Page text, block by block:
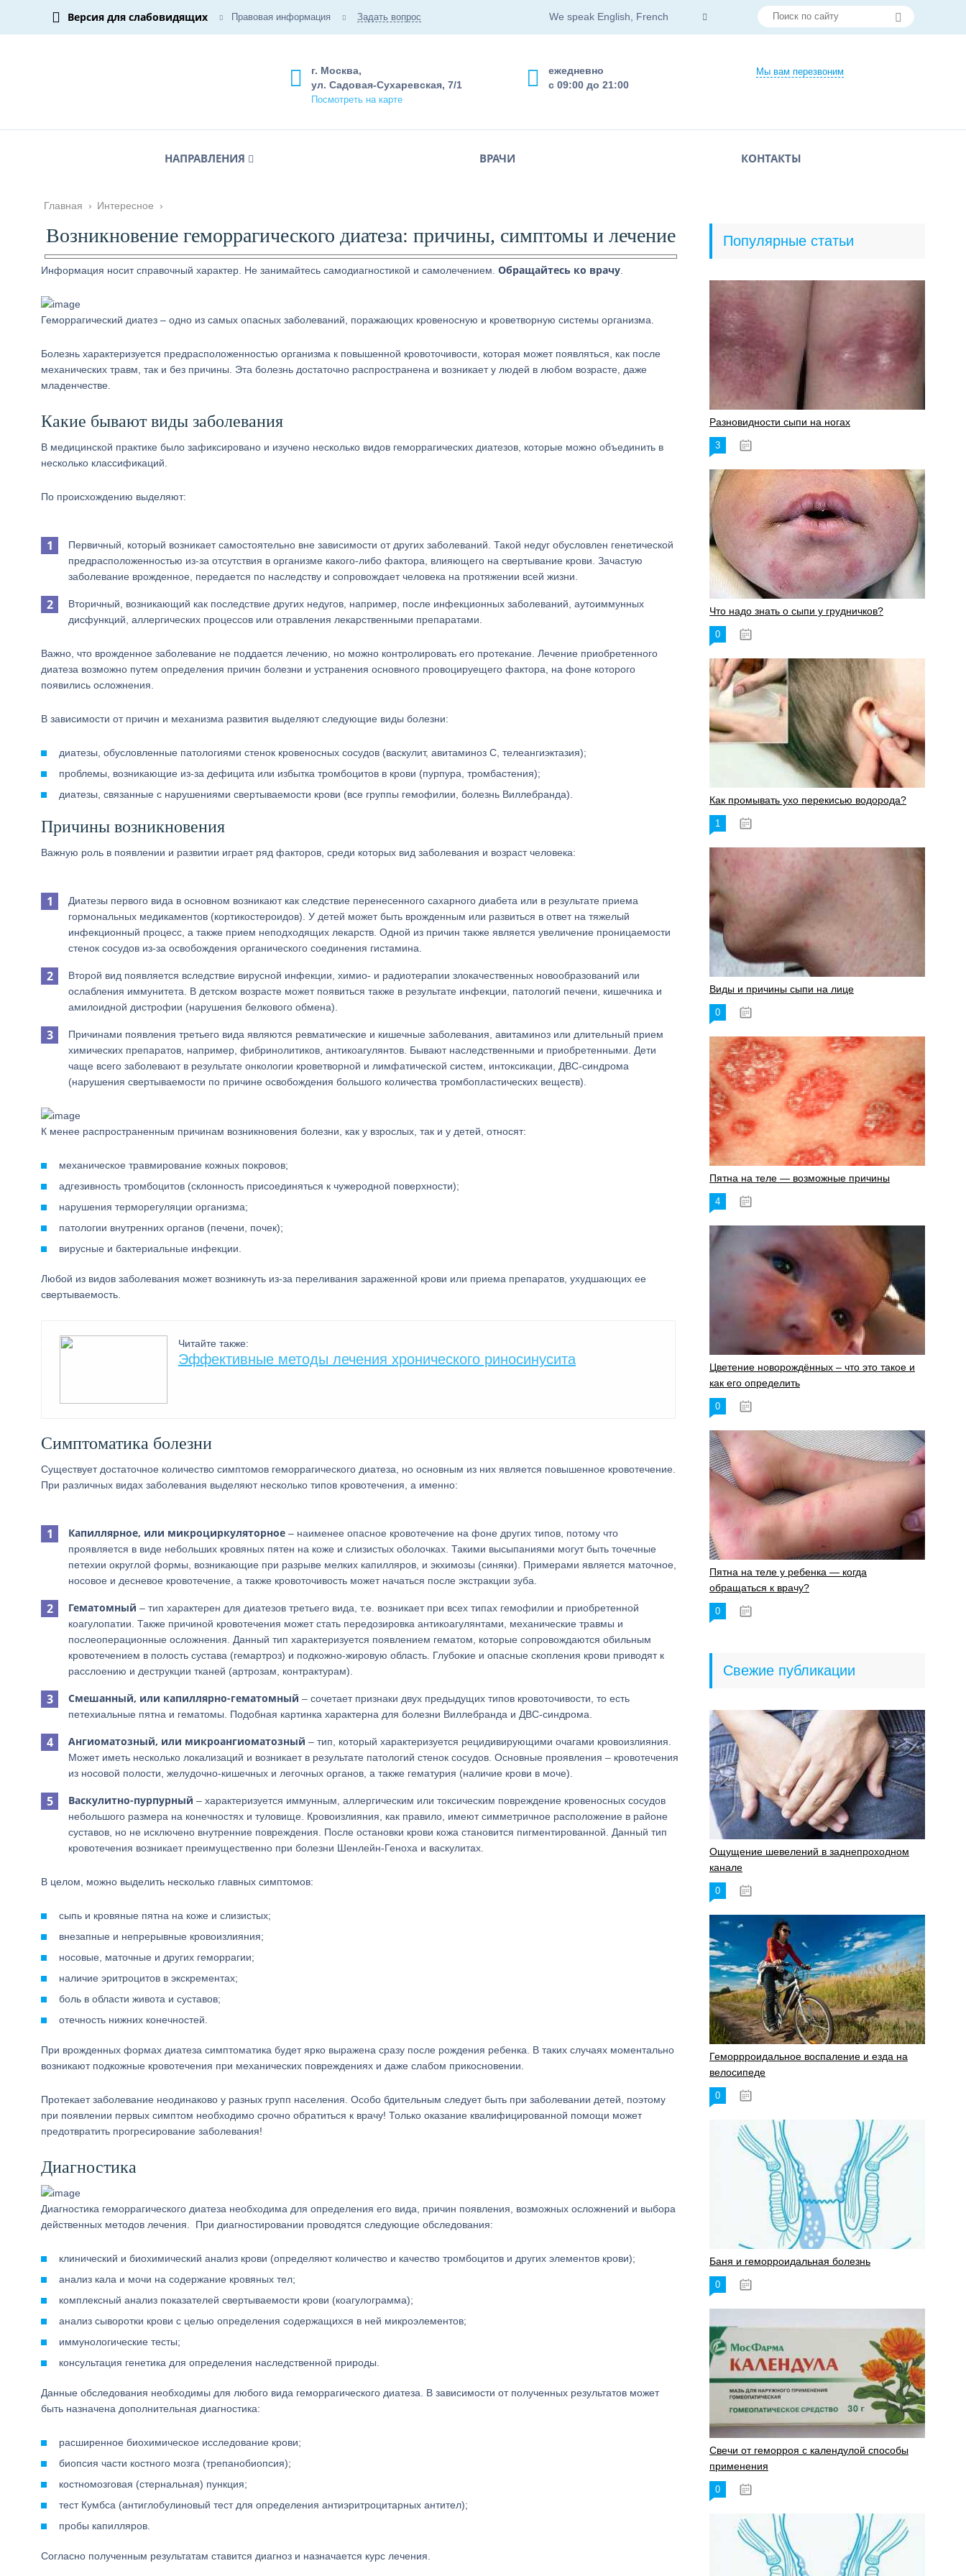
Версия для слабовидящих Правовая информация Задать вопрос We speak English, French
Мы вам перезвоним
ежедневно
с 09:00 до 21:00
г. Москва,
ул. Садовая-Сухаревская, 7/1
Посмотреть на карте
НАПРАВЛЕНИЯ ВРАЧИ КОНТАКТЫ
Главная › Интересное ›
Возникновение геморрагического диатеза: причины, симптомы и лечение
Информация носит справочный характер. Не занимайтесь самодиагностикой и самолечением. Обращайтесь ко врачу
Геморрагический диатез – одно из самых опасных заболеваний, поражающих кровеносную и кроветворную системы организма.
Болезнь характеризуется предрасположенностью организма к повышенной кровоточивости, которая может появляться, как после
механических травм, так и без причины. Эта болезнь достаточно распространена и возникает у людей в любом возрасте, даже
младенчестве.
Какие бывают виды заболевания
В медицинской практике было зафиксировано и изучено несколько видов геморрагических диатезов, которые можно объединить в
несколько классификаций.
По происхождению выделяют:
Первичный, который возникает самостоятельно вне зависимости от других заболеваний. Такой недуг обусловлен генетической
предрасположенностью из-за отсутствия в организме какого-либо фактора, влияющего на свертывание крови. Зачастую
заболевание врожденное, передается по наследству и сопровождает человека на протяжении всей жизни.
Вторичный, возникающий как последствие других недугов, например, после инфекционных заболеваний, аутоиммунных
дисфункций, аллергических процессов или отравления лекарственными препаратами.
Важно, что врожденное заболевание не поддается лечению, но можно контролировать его протекание. Лечение приобретенного
диатеза возможно путем определения причин болезни и устранения основного провоцируещего фактора, на фоне которого
появились осложнения.
В зависимости от причин и механизма развития выделяют следующие виды болезни:
диатезы, обусловленные патологиями стенок кровеносных сосудов (васкулит, авитаминоз С, телеангиэктазия);
проблемы, возникающие из-за дефицита или избытка тромбоцитов в крови (пурпура, тромбастения);
диатезы, связанные с нарушениями свертываемости крови (все группы гемофилии, болезнь Виллебранда).
Причины возникновения
Важную роль в появлении и развитии играет ряд факторов, среди которых вид заболевания и возраст человека:
Диатезы первого вида в основном возникают как следствие перенесенного сахарного диабета или в результате приема
гормональных медикаментов (кортикостероидов). У детей может быть врожденным или развиться в ответ на тяжелый
инфекционный процесс, а также прием неподходящих лекарств. Одной из причин также является увеличение проницаемости
стенок сосудов из-за освобождения органического соединения гистамина.
Второй вид появляется вследствие вирусной инфекции, химио- и радиотерапии злокачественных новообразований или
ослабления иммунитета. В детском возрасте может появиться также в результате инфекции, патологий печени, кишечника и
амилоидной дистрофии (нарушения белкового обмена).
Причинами появления третьего вида являются ревматические и кишечные заболевания, авитаминоз или длительный прием
химических препаратов, например, фибринолитиков, антикоагулянтов. Бывают наследственными и приобретенными. Дети
чаще всего заболевают в результате онкологии кроветворной и лимфатической систем, интоксикации, ДВС-синдрома
(нарушения свертываемости по причине освобождения большого количества тромбопластических веществ).
К менее распространенным причинам возникновения болезни, как у взрослых, так и у детей, относят:
механическое травмирование кожных покровов;
адгезивность тромбоцитов (склонность присоединяться к чужеродной поверхности);
нарушения терморегуляции организма;
патологии внутренних органов (печени, почек);
вирусные и бактериальные инфекции.
Любой из видов заболевания может возникнуть из-за переливания зараженной крови или приема препаратов, ухудшающих ее
свертываемость.
Читайте также:
Эффективные методы лечения хронического риносинусита
Симптоматика болезни
Существует достаточное количество симптомов геморрагического диатеза, но основным из них является повышенное кровотечение.
При различных видах заболевания выделяют несколько типов кровотечения, а именно:
Капиллярное, или микроциркуляторное – наименее опасное кровотечение на фоне других типов, потому что
проявляется в виде небольших кровяных пятен на коже и слизистых оболочках. Такими высыпаниями могут быть точечные
петехии округлой формы, возникающие при разрыве мелких капилляров, и экхимозы (синяки). Примерами является маточное,
носовое и десневое кровотечение, а также кровоточивость может начаться после экстракции зуба.
Гематомный – тип характерен для диатезов третьего вида, т.е. возникает при всех типах гемофилии и приобретенной
коагулопатии. Также причиной кровотечения может стать передозировка антикоагулянтами, механические травмы и
послеоперационные осложнения. Данный тип характеризуется появлением гематом, которые сопровождаются обильным
кровотечением в полость сустава (гемартроз) и подкожно-жировую область. Глубокие и опасные скопления крови приводят к
расслоению и деструкции тканей (артрозам, контрактурам).
Смешанный, или капиллярно-гематомный – сочетает признаки двух предыдущих типов кровоточивости, то есть
петехиальные пятна и гематомы. Подобная картинка характерна для болезни Виллебранда и ДВС-синдрома.
Ангиоматозный, или микроангиоматозный – тип, который характеризуется рецидивирующими очагами кровоизлияния.
Может иметь несколько локализаций и возникает в результате патологий стенок сосудов. Основные проявления – кровотечения
из носовой полости, желудочно-кишечных и легочных органов, а также гематурия (наличие крови в моче).
Васкулитно-пурпурный – характеризуется иммунным, аллергическим или токсическим повреждение кровеносных сосудов
небольшого размера на конечностях и туловище. Кровоизлияния, как правило, имеют симметричное расположение в районе
суставов, но не исключено внутренние повреждения. После остановки крови кожа становится пигментированной. Данный тип
кровотечения возникает преимущественно при болезни Шенлейн-Геноха и васкулитах.
В целом, можно выделить несколько главных симптомов:
сыпь и кровяные пятна на коже и слизистых;
внезапные и непрерывные кровоизлияния;
носовые, маточные и других геморрагии;
наличие эритроцитов в экскрементах;
боль в области живота и суставов;
отечность нижних конечностей.
При врожденных формах диатеза симптоматика будет ярко выражена сразу после рождения ребенка. В таких случаях моментально
возникают подкожные кровотечения при механических повреждениях и даже слабом прикосновении.
Протекает заболевание неодинаково у разных групп населения. Особо бдительным следует быть при заболевании детей, поэтому
при появлении первых симптом необходимо срочно обратиться к врачу! Только оказание квалифицированной помощи может
предотвратить прогресирование заболевания!
Диагностика
Диагностика геморрагического диатеза необходима для определения его вида, причин появления, возможных осложнений и выбора
действенных методов лечения. При диагностировании проводятся следующие обследования:
клинический и биохимический анализ крови (определяют количество и качество тромбоцитов и других элементов крови);
анализ кала и мочи на содержание кровяных тел;
комплексный анализ показателей свертываемости крови (коагулограмма);
анализ сыворотки крови с целью определения содержащихся в ней микроэлементов;
иммунологические тесты;
консультация генетика для определения наследственной природы.
Данные обследования необходимы для любого вида геморрагического диатеза. В зависимости от полученных результатов может
быть назначена дополнительная диагностика:
расширенное биохимическое исследование крови;
биопсия части костного мозга (трепанобиопсия);
костномозговая (стернальная) пункция;
тест Кумбса (антиглобулиновый тест для определения антиэритроцитарных антител);
пробы капилляров.
Согласно полученным результатам ставится диагноз и назначается курс лечения.
Популярные статьи
Разновидности сыпи на ногах
3
Что надо знать о сыпи у грудничков?
0
Как промывать ухо перекисью водорода?
1
Виды и причины сыпи на лице
0
Пятна на теле — возможные причины
4
Цветение новорождённых – что это такое и
как его определить
0
Пятна на теле у ребенка — когда
обращаться к врачу?
0
Свежие публикации
Ощущение шевелений в заднепроходном
канале
0
Геморрроидальное воспаление и езда на
велосипеде
0
Баня и геморроидальная болезнь
0
Свечи от геморроя с календулой способы
применения
0